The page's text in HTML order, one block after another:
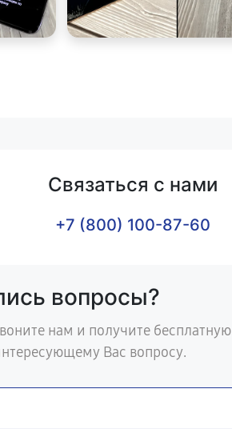
Связаться с нами
+7 (800) 100-87-60
вопросы?
нам и получите бесплатную
Вас вопросу.